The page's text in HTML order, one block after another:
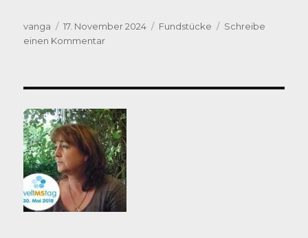
Autor
vanga
Veröffentlicht
am
17. November 2024 Kategorien
Fundstücke
Schreibe
einen Kommentarzu